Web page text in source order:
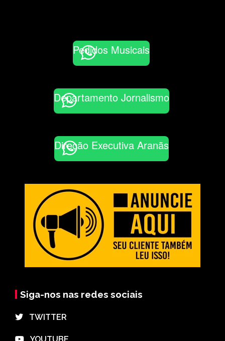
Pedidos Musicais
Departamento Jornalismo
Direção Executiva Aranãs
Siga-nos nas redes sociais
⠀TWITTER